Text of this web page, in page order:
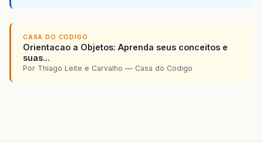
CASA DO CODIGO
Orientacao a Objetos: Aprenda seus conceitos e
suas...
Por Thiago Leite e Carvalho — Casa do Codigo